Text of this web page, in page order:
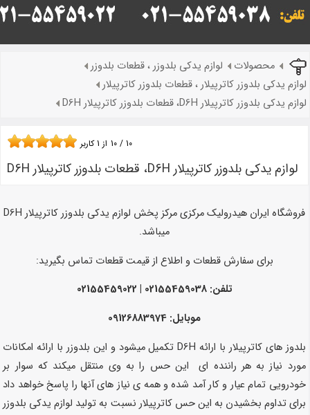
محصولات
لوازم یدکی بلدوزر ، قطعات بلدوزر
لوازم یدکی بلدوزر کاترپیلار ، قطعات بلدوزر کاترپیلار
لوازم یدکی بلدوزر کاترپیلار D6H، قطعات بلدوزر کاترپیلار D6H
لوازم یدکی بلدوزر کاترپیلار D6H، قطعات بلدوزر کاترپیلار D6H
10 / 10 از 1کاربر
فروشگاه ایران هیدرولیک مرکزی مرکز پخش لوازم یدکی بلدوزر کاترپیلار D6H
میباشد.
برای سفارش قطعات و اطلاع از قیمت قطعات تماس بگیرید:
تلفن: 02155459038 | 02155459022
موبایل: 09126883974
بلدوز های کاترپیلار با ارائه D6H تکمیل میشود و این بلدوزر با ارائه امکانات
مورد نیاز به هر راننده ای این حس را به وی منتقل میکند که سوار بر
خودرویی تمام عیار و کار آمد شده و همه ی نیاز های آنها را پاسخ خواهد داد
برای تداوم بخشیدن به این حس کاترپیلار نسبت به تولید لوازم یدکی بلدوزر